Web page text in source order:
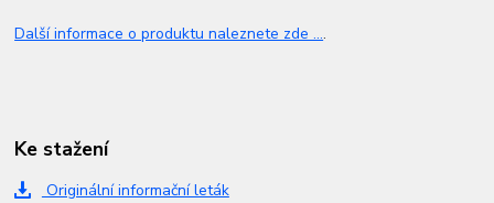
Další informace o produktu naleznete zde ....
Ke stažení
Originální informační leták